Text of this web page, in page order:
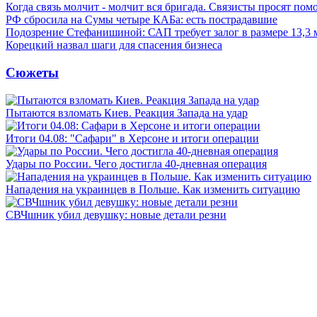
Когда связь молчит - молчит вся бригада. Связисты просят
РФ сбросила на Сумы четыре КАБа: есть пострадавшие
Подозрение Стефанишиной: САП требует залог в размере 13,3
Корецкий назвал шаги для спасения бизнеса
Сюжеты
Пытаются взломать Киев. Реакция Запада на удар
Итоги 04.08: "Сафари" в Херсоне и итоги операции
Удары по России. Чего достигла 40-дневная операция
Нападения на украинцев в Польше. Как изменить ситуацию
СВЧшник убил девушку: новые детали резни